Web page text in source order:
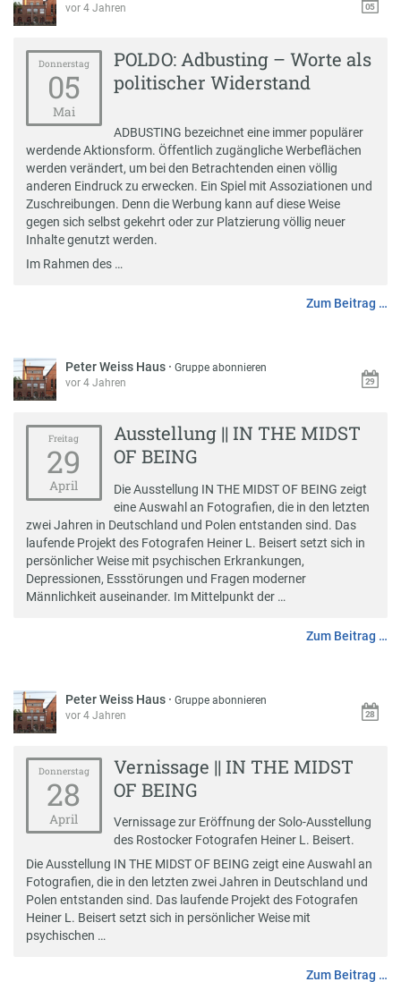
vor 4 Jahren
Donnerstag
05
Mai
POLDO: Adbusting – Worte als
politischer Widerstand
ADBUSTING bezeichnet eine immer populärer
werdende Aktionsform. Öffentlich zugängliche Werbeflächen
werden verändert, um bei den Betrachtenden einen völlig
anderen Eindruck zu erwecken. Ein Spiel mit Assoziationen und
Zuschreibungen. Denn die Werbung kann auf diese Weise
gegen sich selbst gekehrt oder zur Platzierung völlig neuer
Inhalte genutzt werden.
Im Rahmen des …
Zum Beitrag …
Peter Weiss Haus ·Gruppe abonnieren
vor 4 Jahren
Freitag
29
April
Ausstellung || IN THE MIDST
OF BEING
Die Ausstellung IN THE MIDST OF BEING zeigt
eine Auswahl an Fotografien, die in den letzten
zwei Jahren in Deutschland und Polen entstanden sind. Das
laufende Projekt des Fotografen Heiner L. Beisert setzt sich in
persönlicher Weise mit psychischen Erkrankungen,
Depressionen, Essstörungen und Fragen moderner
Männlichkeit auseinander. Im Mittelpunkt der …
Zum Beitrag …
Peter Weiss Haus ·Gruppe abonnieren
vor 4 Jahren
Donnerstag
28
April
Vernissage || IN THE MIDST
OF BEING
Vernissage zur Eröffnung der Solo-Ausstellung
des Rostocker Fotografen Heiner L. Beisert.
Die Ausstellung IN THE MIDST OF BEING zeigt eine Auswahl an
Fotografien, die in den letzten zwei Jahren in Deutschland und
Polen entstanden sind. Das laufende Projekt des Fotografen
Heiner L. Beisert setzt sich in persönlicher Weise mit
psychischen …
Zum Beitrag …